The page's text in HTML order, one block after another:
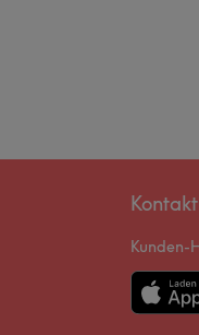
Kontakt
Kunden-